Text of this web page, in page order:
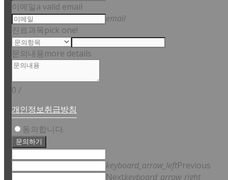
이메일a valid email
email
진료과목pick one!
문의내용more details
0 /
개인정보취급방침
동의합니다.
문의하기
keyboard_arrow_leftPrevious
Nextkeyboard_arrow_right